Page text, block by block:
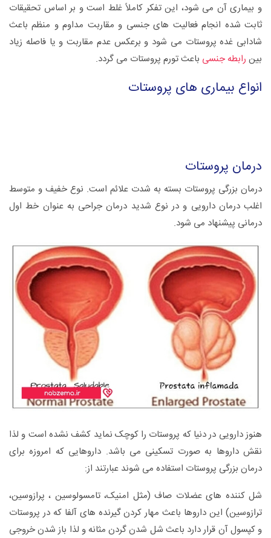
و بیماری آن می شود، این تفکر کاملاً غلط است و بر اساس تحقیقات
ثابت شده انجام فعالیت های جنسی و مقاربت مداوم و منظم باعث
شادابی غده پروستات می شود و برعکس عدم مقاربت و یا فاصله زیاد
بین رابطه جنسی باعث تورم پروستات می گردد.
انواع بیماری های پروستات
درمان پروستات
درمان بزرگی پروستات بسته به شدت علائم است. نوع خفیف و متوسط
اغلب درمان دارویی و در نوع شدید درمان جراحی به عنوان خط اول
درمانی پیشنهاد می شود.
هنوز دارویی در دنیا که پروستات را کوچک نماید کشف نشده است و لذا
نقش داروها به صورت تسکینی می باشد. داروهایی که امروزه برای
درمان بزرگی پروستات استفاده می شوند عبارتند از:
شل کننده های عضلات صاف (مثل امنیک، تامسولوسین ، پرازوسین،
ترازوسین) این داروها باعث مهار کردن گیرنده های آلفا که در پروستات
و کپسول آن قرار دارد باعث شل شدن گردن مثانه و لذا باز شدن خروجی